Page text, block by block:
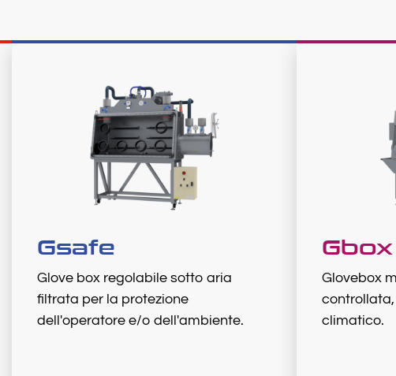
Gsafe
Glove box regolabile sotto aria
filtrata per la protezione
dell'operatore e/o dell'ambiente.
Gbox
Glovebox
climatico.